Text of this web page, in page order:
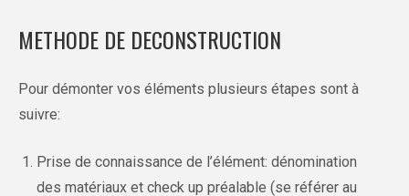
METHODE DE DECONSTRUCTION
Pour démonter vos éléments plusieurs étapes sont à
suivre:
Prise de connaissance de l’élément: dénomination
des matériaux et check up préalable (se référer au